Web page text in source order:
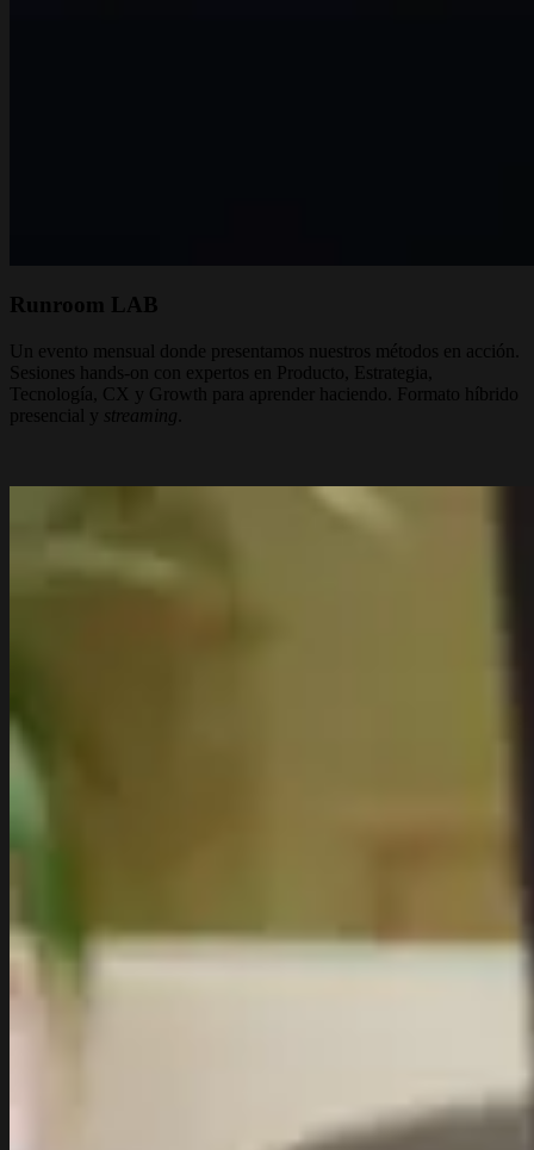
Runroom LAB
Un evento mensual donde presentamos nuestros métodos en acción.
Sesiones hands-on con expertos en Producto, Estrategia,
Tecnología, CX y Growth para aprender haciendo. Formato híbrido
presencial y streaming